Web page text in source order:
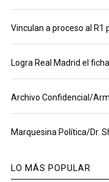
Vinculan a proceso al R1
Logra Real Madrid el
Archivo Confidencial/
Marquesina Política/Dr.
LO MÁS POPULAR